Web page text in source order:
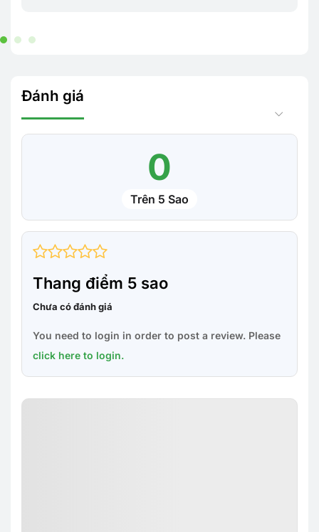
Đánh giá
0
Trên 5 Sao
Thang điểm 5 sao
Chưa có đánh giá
You need to login in order to post a review. Please
click here to login.